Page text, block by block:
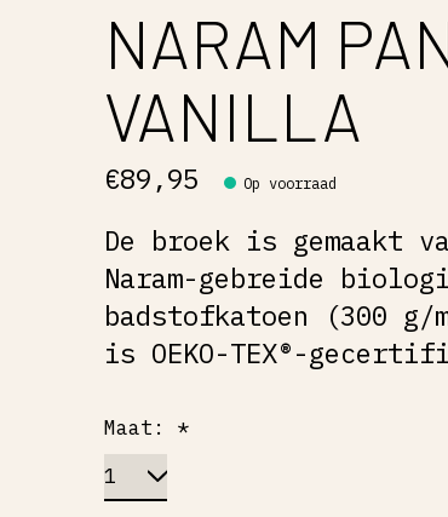
NARAM
VANILLA
€89,95 Op voorraad
De broek is gemaakt
Naram-gebreide
badstofkatoen (300 g/
is OEKO-TEX®-
Maat: *